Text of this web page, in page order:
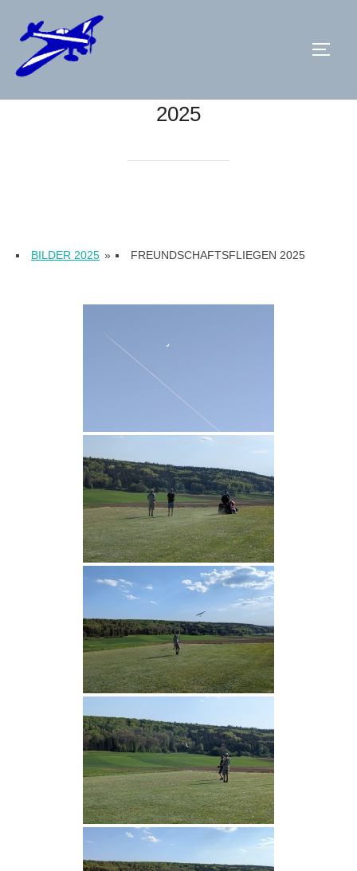
Inhalt
springen
2025
BILDER 2025 » FREUNDSCHAFTSFLIEGEN 2025